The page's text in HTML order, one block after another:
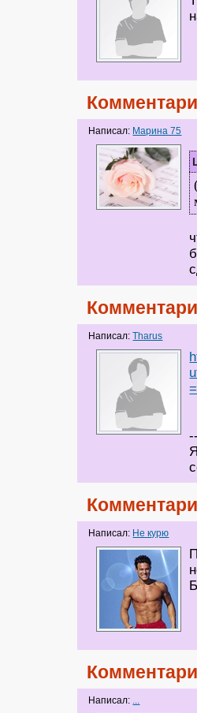
Написал: Марина 75
Написал:Tharus
Написал: Не курю
Написал: ...